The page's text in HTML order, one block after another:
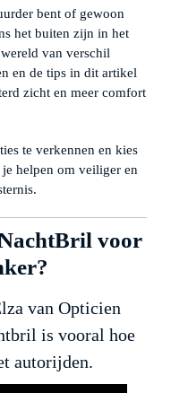
bent of gewoon
het buiten zijn in het
van verschil
en de tips in dit artikel
zicht en meer comfort
te verkennen en kies
helpen om veiliger en
voor
van Opticien
is vooral hoe
autorijden.